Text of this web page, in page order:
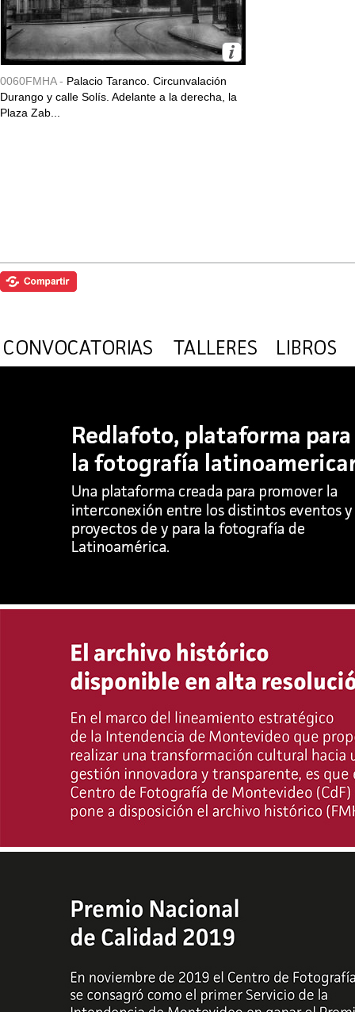
0060FMHA - Palacio Taranco. Circunvalación
Durango y calle Solís. Adelante a la derecha, la
Plaza Zab...